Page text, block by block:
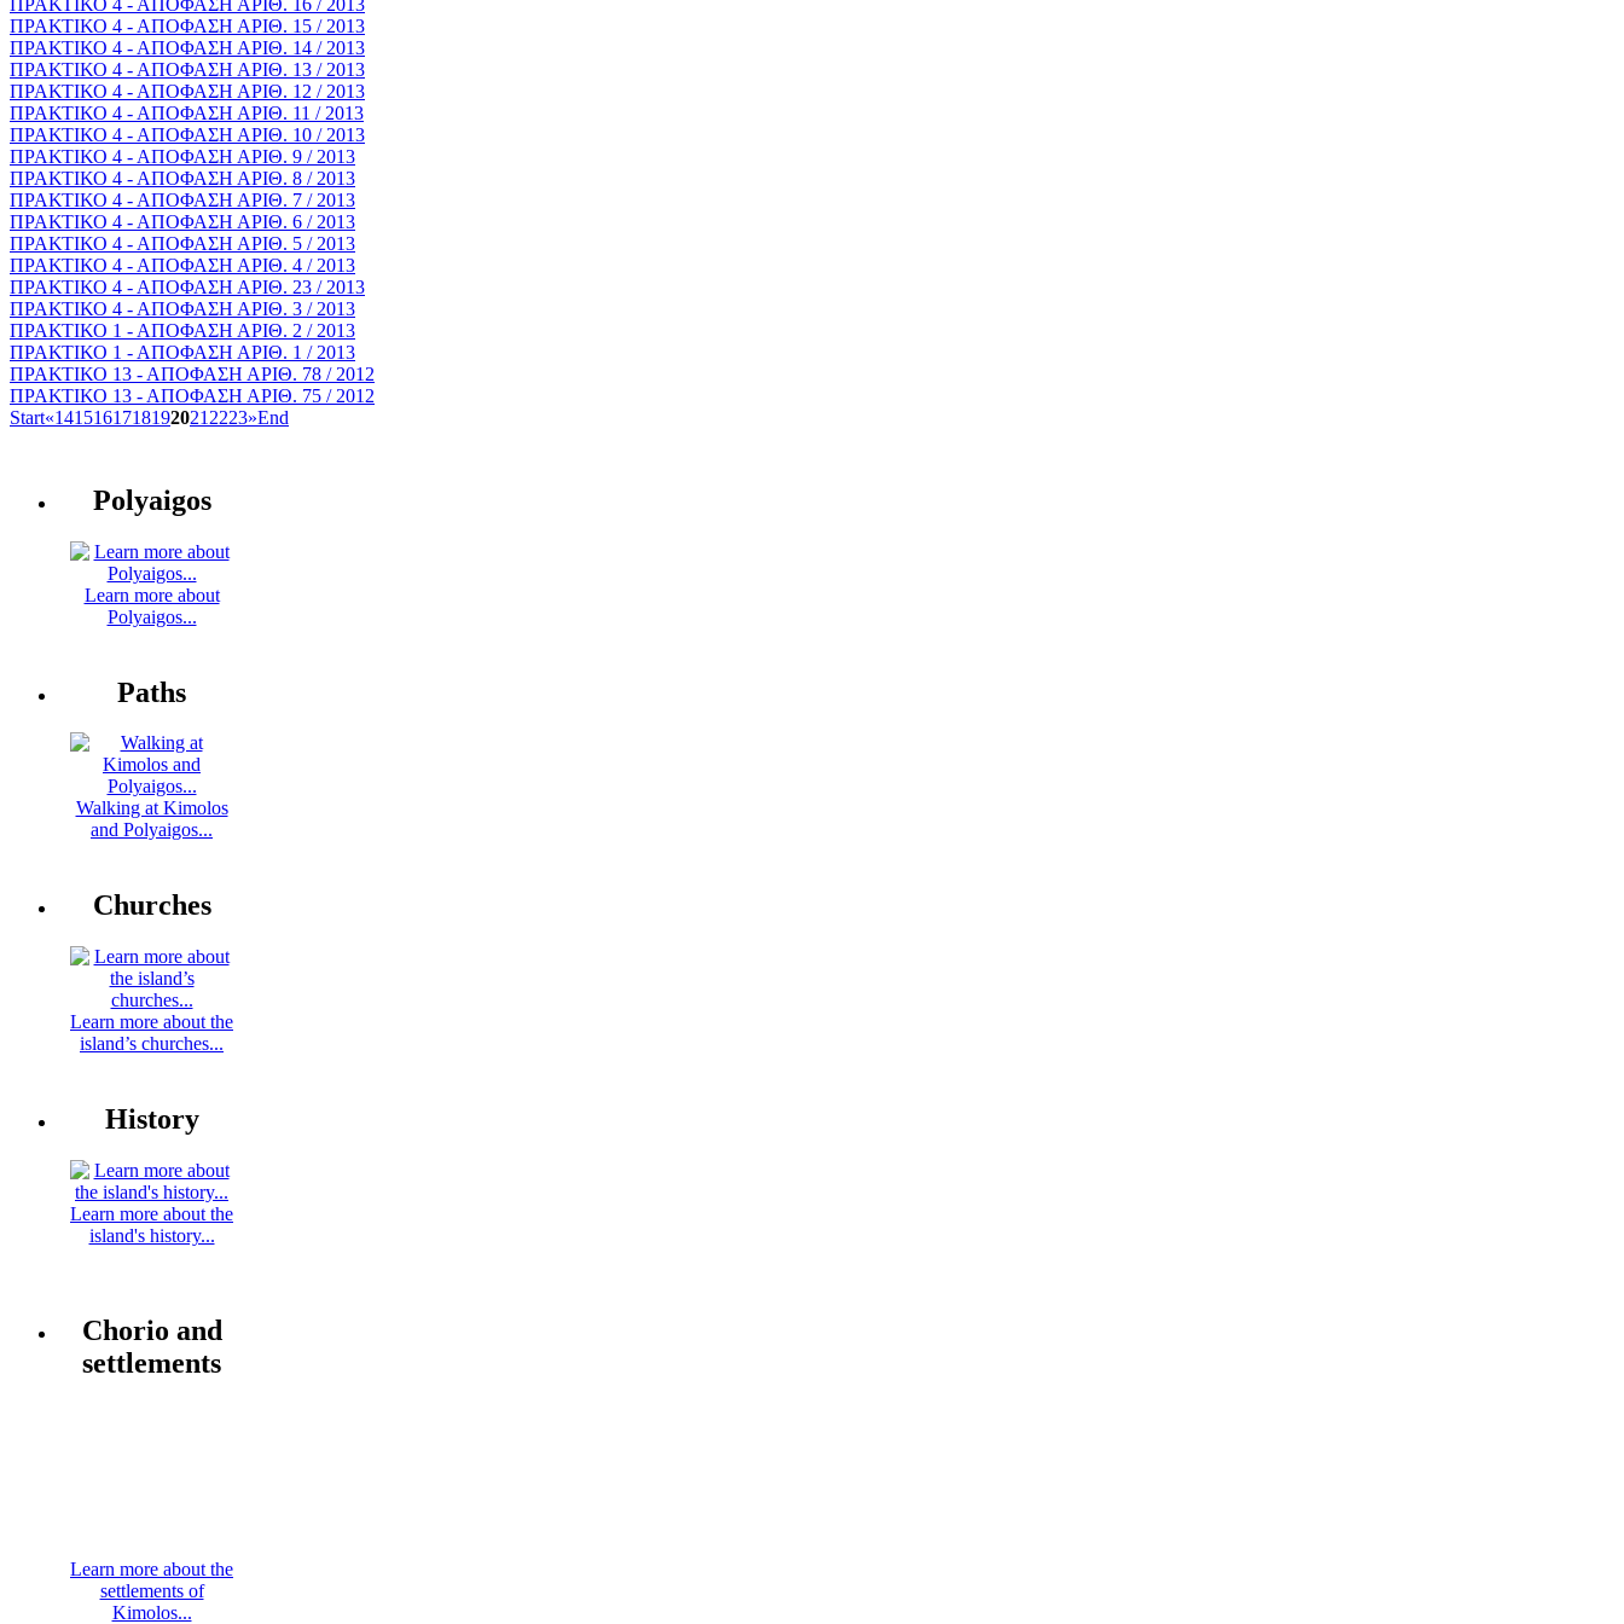
ΠΡΑΚΤΙΚΟ 4 - ΑΠΟΦΑΣΗ ΑΡΙΘ. 15 / 2013
ΠΡΑΚΤΙΚΟ 4 - ΑΠΟΦΑΣΗ ΑΡΙΘ. 14 / 2013
ΠΡΑΚΤΙΚΟ 4 - ΑΠΟΦΑΣΗ ΑΡΙΘ. 13 / 2013
ΠΡΑΚΤΙΚΟ 4 - ΑΠΟΦΑΣΗ ΑΡΙΘ. 12 / 2013
ΠΡΑΚΤΙΚΟ 4 - ΑΠΟΦΑΣΗ ΑΡΙΘ. 11 / 2013
ΠΡΑΚΤΙΚΟ 4 - ΑΠΟΦΑΣΗ ΑΡΙΘ. 10 / 2013
ΠΡΑΚΤΙΚΟ 4 - ΑΠΟΦΑΣΗ ΑΡΙΘ. 9 / 2013
ΠΡΑΚΤΙΚΟ 4 - ΑΠΟΦΑΣΗ ΑΡΙΘ. 8 / 2013
ΠΡΑΚΤΙΚΟ 4 - ΑΠΟΦΑΣΗ ΑΡΙΘ. 7 / 2013
ΠΡΑΚΤΙΚΟ 4 - ΑΠΟΦΑΣΗ ΑΡΙΘ. 6 / 2013
ΠΡΑΚΤΙΚΟ 4 - ΑΠΟΦΑΣΗ ΑΡΙΘ. 5 / 2013
ΠΡΑΚΤΙΚΟ 4 - ΑΠΟΦΑΣΗ ΑΡΙΘ. 4 / 2013
ΠΡΑΚΤΙΚΟ 4 - ΑΠΟΦΑΣΗ ΑΡΙΘ. 23 / 2013
ΠΡΑΚΤΙΚΟ 4 - ΑΠΟΦΑΣΗ ΑΡΙΘ. 3 / 2013
ΠΡΑΚΤΙΚΟ 1 - ΑΠΟΦΑΣΗ ΑΡΙΘ. 2 / 2013
ΠΡΑΚΤΙΚΟ 1 - ΑΠΟΦΑΣΗ ΑΡΙΘ. 1 / 2013
ΠΡΑΚΤΙΚΟ 13 - ΑΠΟΦΑΣΗ ΑΡΙΘ. 78 / 2012
ΠΡΑΚΤΙΚΟ 13 - ΑΠΟΦΑΣΗ ΑΡΙΘ. 75 / 2012
Start«1415161718192021 2223»End
Polyaigos
Learn more about
Polyaigos...
Paths
Walking at Kimolos
and Polyaigos...
Churches
Learn more about the
island’s churches...
History
Learn more about the
island's history...
Chorio and
settlements
Learn more about the
settlements of
Kimolos...